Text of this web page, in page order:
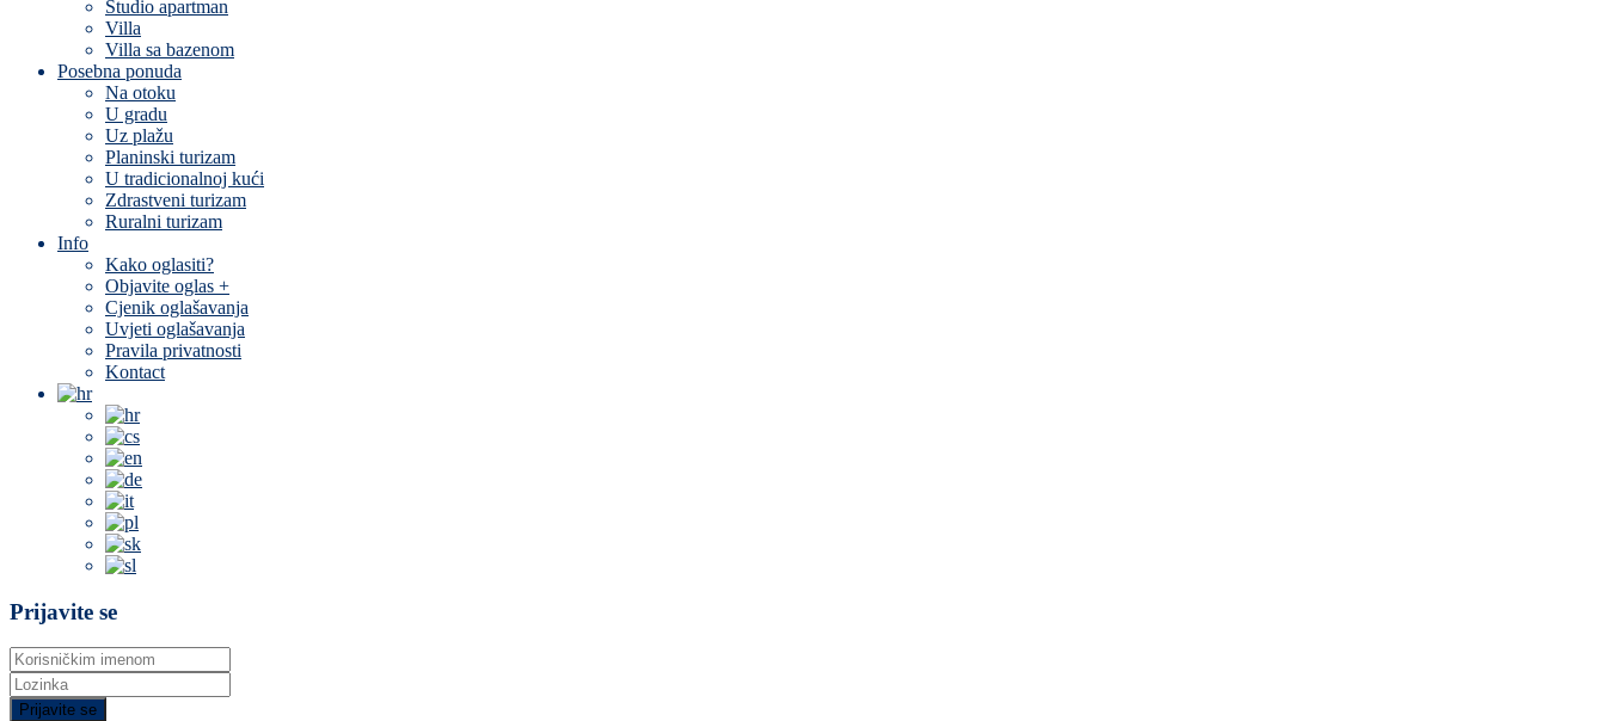
Studio apartman
Villa
Villa sa bazenom
Posebna ponuda
Na otoku
U gradu
Uz plažu
Planinski turizam
U tradicionalnoj kući
Zdrastveni turizam
Ruralni turizam
Info
Kako oglasiti?
Objavite oglas +
Cjenik oglašavanja
Uvjeti oglašavanja
Pravila privatnosti
Kontact
Prijavite se
Prijavite se